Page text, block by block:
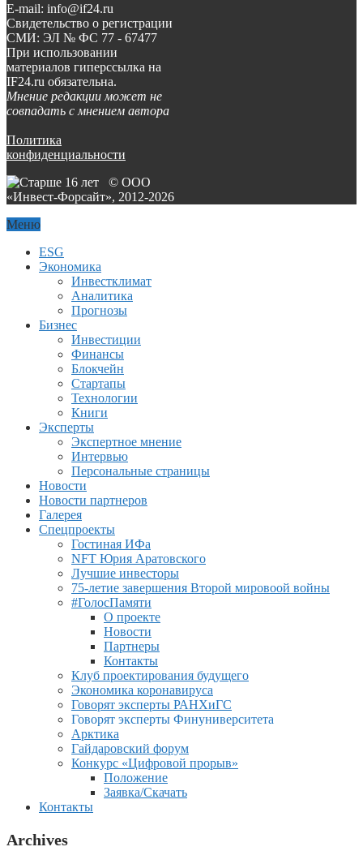
E-mail: info@if24.ru
Свидетельство о регистрации
СМИ: ЭЛ № ФС 77 - 67477
При использовании
материалов гиперссылка на
IF24.ru обязательна.
Мнение редакции может не
совпадать с мнением автора
Политика
конфиденциальности
© ООО
«Инвест-Форсайт», 2012-2026
Меню
ESG
Экономика
Инвестклимат
Аналитика
Прогнозы
Бизнес
Инвестиции
Финансы
Блокчейн
Стартапы
Технологии
Книги
Эксперты
Экспертное мнение
Интервью
Персональные страницы
Новости
Новости партнеров
Галерея
Спецпроекты
Гостиная ИФа
NFT Юрия Аратовского
Лучшие инвесторы
75-летие завершения Второй мировоой войны
#ГолосПамяти
О проекте
Новости
Партнеры
Контакты
Клуб проектирования будущего
Экономика коронавируса
Говорят эксперты РАНХиГС
Говорят эксперты Финуниверситета
Арктика
Гайдаровский форум
Конкурс «Цифровой прорыв»
Положение
Заявка/Скачать
Контакты
Archives